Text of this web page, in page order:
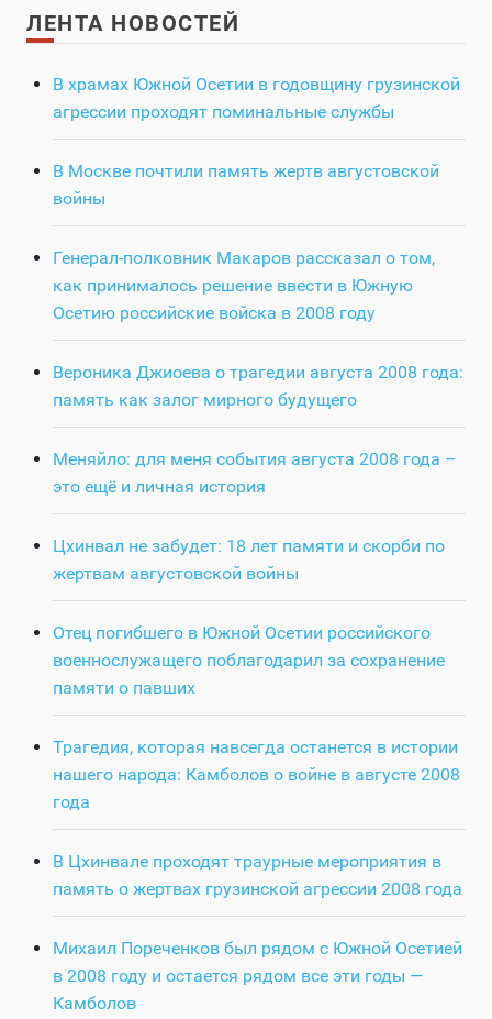
ЛЕНТА НОВОСТЕЙ
В храмах Южной Осетии в годовщину грузинской
агрессии проходят поминальные службы
В Москве почтили память жертв августовской
войны
Генерал-полковник Макаров рассказал о том,
как принималось решение ввести в Южную
Осетию российские войска в 2008 году
Вероника Джиоева о трагедии августа 2008 года:
память как залог мирного будущего
Меняйло: для меня события августа 2008 года –
это ещё и личная история
Цхинвал не забудет: 18 лет памяти и скорби по
жертвам августовской войны
Отец погибшего в Южной Осетии российского
военнослужащего поблагодарил за сохранение
памяти о павших
Трагедия, которая навсегда останется в истории
нашего народа: Камболов о войне в августе 2008
года
В Цхинвале проходят траурные мероприятия в
память о жертвах грузинской агрессии 2008 года
Михаил Пореченков был рядом с Южной Осетией
в 2008 году и остается рядом все эти годы —
Камболов